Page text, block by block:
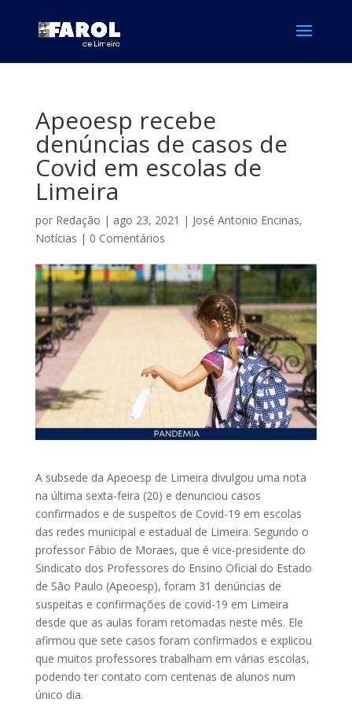
Apeoesp recebe
denúncias de casos de
Covid em escolas de
Limeira
por Redação | ago 23, 2021 | José Antonio Encinas,
Notícias | 0 Comentários
A subsede da Apeoesp de Limeira divulgou uma nota
na última sexta-feira (20) e denunciou casos
confirmados e de suspeitos de Covid-19 em escolas
das redes municipal e estadual de Limeira. Segundo o
professor Fábio de Moraes, que é vice-presidente do
Sindicato dos Professores do Ensino Oficial do Estado
de São Paulo (Apeoesp), foram 31 denúncias de
suspeitas e confirmações de covid-19 em Limeira
desde que as aulas foram retomadas neste mês. Ele
afirmou que sete casos foram confirmados e explicou
que muitos professores trabalham em várias escolas,
podendo ter contato com centenas de alunos num
único dia.